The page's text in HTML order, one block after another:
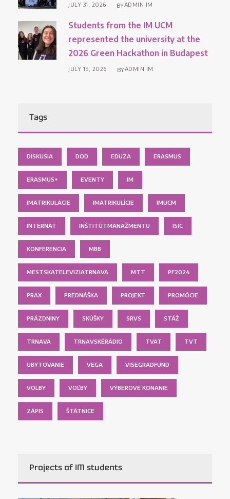
JULY 31, 2026 BYADMIN IM
Students from the IM UCM
represented the university at the
2026 Green Hackathon in Budapest
JULY 15, 2026 BYADMIN IM
Tags
DISKUSIA DOD EDUZA ERASMUS
ERASMUS+ EVENTY IM
IMATRIKULÁCIE IMATRIKULÍCIE IMUCM
INTERNÁT INŠTITÚTMANAŽMENTU ISIC
KONFERENCIA MBB
MESTSKATELEVIZIATRNAVA MTT PF2024
PRAX PREDNÁŠKA PROJEKT PROMÓCIE
PRÁZDNINY SKÚŠKY SRVS STÁŽ
TRNAVA TRNAVSKÉRÁDIO TVAT TVT
UBYTOVANIE VEGA VISEGRADFUND
VOLBY VOĽBY VÝBEROVÉ KONANIE
ZÁPIS ŠTÁTNICE
Projects of IM students